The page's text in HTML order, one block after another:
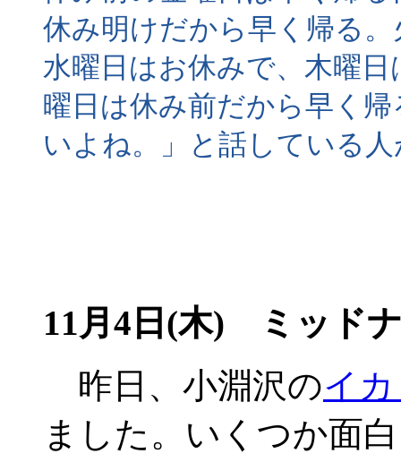
休み明けだから早く帰る
水曜日はお休みで、木曜
曜日は休み前だから早く
いよね。」と話している
11月4日(木) ミッド
昨日、小淵沢のイ
ました。いくつか面